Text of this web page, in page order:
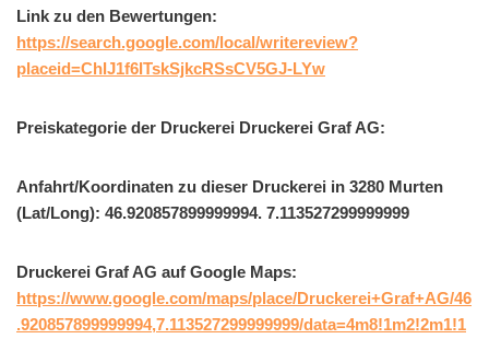
Link zu den Bewertungen:
https://search.google.com/local/writereview?
placeid=ChIJ1f6ITskSjkcRSsCV5GJ-LYw
Preiskategorie der Druckerei Druckerei Graf AG:
Anfahrt/Koordinaten zu dieser Druckerei in 3280 Murten
(Lat/Long): 46.920857899999994. 7.113527299999999
Druckerei Graf AG auf Google Maps:
https://www.google.com/maps/place/Druckerei+Graf+AG/46
.920857899999994,7.113527299999999/data=4m8!1m2!2m1!1